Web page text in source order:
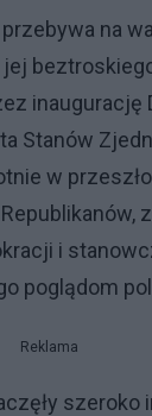
na
jej
inaugurację
Stanów
w
i
poglądom
Reklama
szeroko